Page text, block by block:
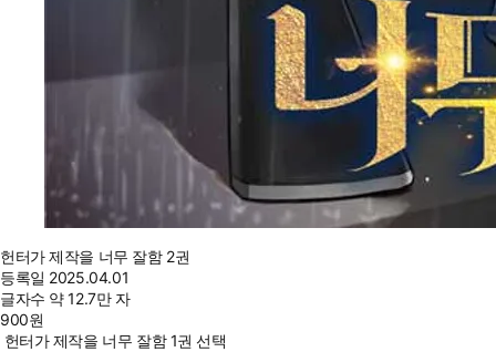
헌터가 제작을 너무 잘함 2권
등록일 2025.04.01
글자수 약 12.7만 자
900원
헌터가 제작을 너무 잘함 1권 선택